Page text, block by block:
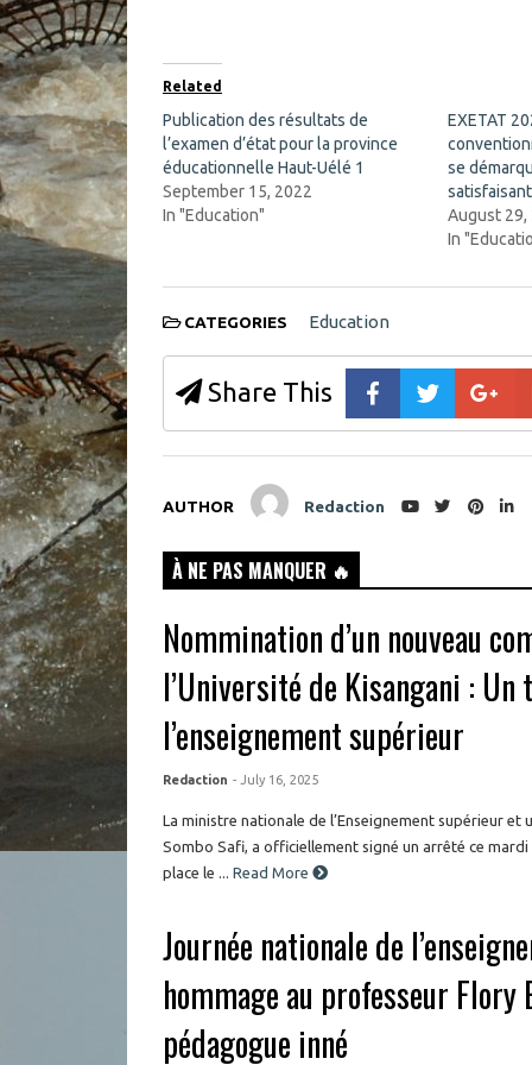
b
o
o
k
(
O
p
e
n
s
i
w
i
n
o
w
)
i
n
n
e
w
w
i
n
)
Related
Publication des résultats de
l’examen d’état pour la province
éducationnelle Haut-Uélé 1
September 15, 2022
In "Education"
EXETAT
se
satisfaisant
August 29,
In
CATEGORIES Education
Share This
AUTHOR Redaction
À NE PAS MANQUER 🔥
Nommination d’un nouveau
l’Université de Kisangani :
l’enseignement supérieur
Redaction - July 16, 2025
La ministre nationale de l’Enseignement supérieur et
Sombo Safi, a officiellement signé un arrêté ce
place le ...
Read More
Journée nationale de
hommage au professeur Flory
pédagogue inné